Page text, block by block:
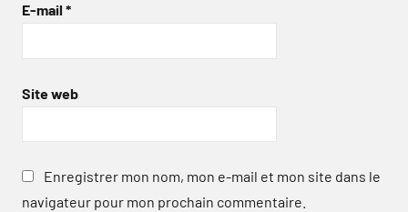
E-mail *
Site web
Enregistrer mon nom, mon e-mail et mon site dans le
navigateur pour mon prochain commentaire.